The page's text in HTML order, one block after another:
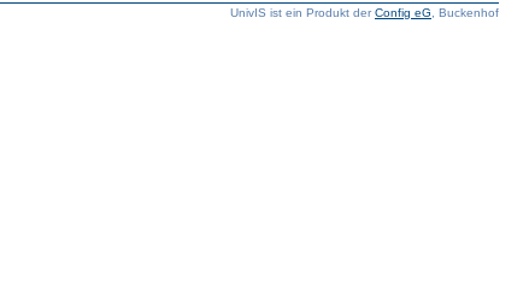
UnivIS ist ein Produkt derConfig eG , Buckenhof